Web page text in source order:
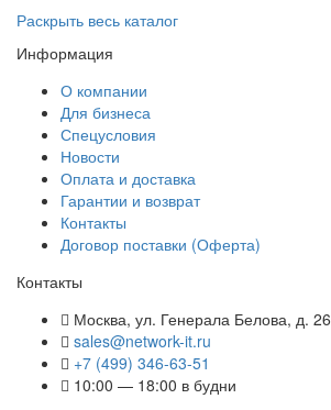
Раскрыть весь каталог
Информация
О компании
Для бизнеса
Спецусловия
Новости
Оплата и доставка
Гарантии и возврат
Контакты
Договор поставки (Оферта)
Контакты
Москва, ул. Генерала Белова, д. 26
sales@network-it.ru
+7 (499) 346-63-51
10:00 — 18:00 в будни